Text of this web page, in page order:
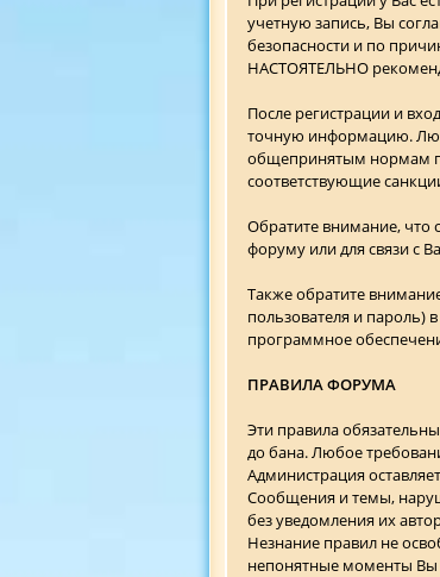
учетную запись, Вы
безопасности и по
НАСТОЯТЕЛЬНО
После регистрации и
точную информацию.
общепринятым нормам
соответствующие
Обратите внимание, что
форуму или для связи с
Также обратите
пользователя и пароль)
программное
ПРАВИЛА ФОРУМА
Эти правила
до бана. Любое
Администрация
Сообщения и темы,
без уведомления их
Незнание правил не
непонятные моменты Вы